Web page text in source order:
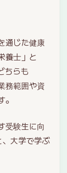
通じた健康
養士」と
ちらも
務範囲や資
受験生に向
大学で学ぶ